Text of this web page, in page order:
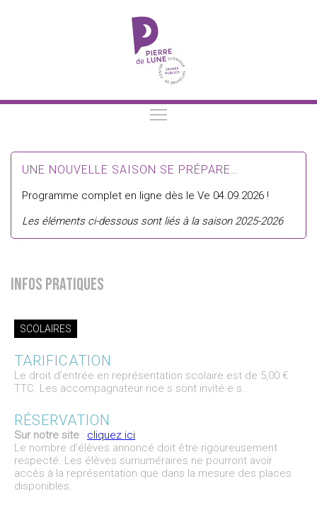
UNE NOUVELLE SAISON SE PRÉPARE…
Programme complet en ligne dès le Ve 04.09.2026 !
Les éléments ci-dessous sont liés à la saison 2025-2026
Infos pratiques
SCOLAIRES
TARIFICATION
Le droit d’entrée en représentation scolaire est de 5,00 €
TTC. Les accompagnateur·rice·s sont invité·e·s.
RÉSERVATION
Sur notre site : cliquez ici
Le nombre d’élèves annoncé doit être rigoureusement
respecté. Les élèves surnuméraires ne pourront avoir
accès à la représentation que dans la mesure des places
disponibles.